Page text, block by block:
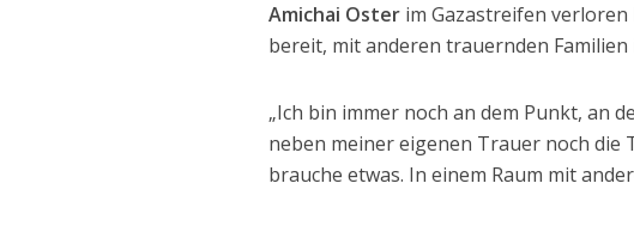
Amichai Oster im Gazastreifen verloren
bereit, mit anderen trauernden Familien
„Ich bin immer noch an dem Punkt, an
neben meiner eigenen Trauer noch die
brauche etwas. In einem Raum mit